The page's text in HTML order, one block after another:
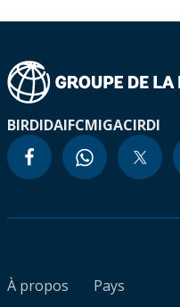
BIRDIDAIFCMIGACIRDI
À propos
Pays